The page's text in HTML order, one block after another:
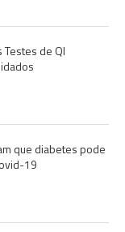
de QI
que diabetes pode
19